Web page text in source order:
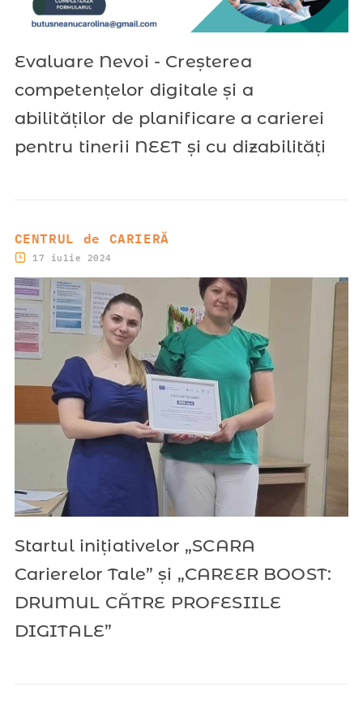
Evaluare Nevoi - Creșterea
competențelor digitale și a
abilităților de planificare a carierei
pentru tinerii NEET și cu dizabilități
CENTRUL de CARIERĂ
17 iulie 2024
Startul inițiativelor „SCARA
Carierelor Tale” și „CAREER BOOST:
DRUMUL CĂTRE PROFESIILE
DIGITALE”